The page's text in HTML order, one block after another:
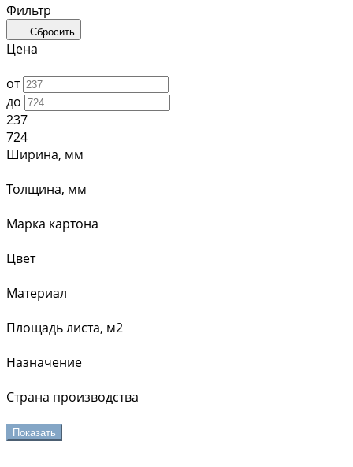
Фильтр
Сбросить
Цена
от
до
237
724
Ширина, мм
Толщина, мм
Марка картона
Цвет
Материал
Площадь листа, м2
Назначение
Страна производства
Показать